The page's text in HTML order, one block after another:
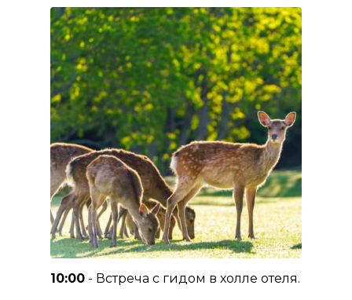
10:00 - Встреча с гидом в холле отеля.